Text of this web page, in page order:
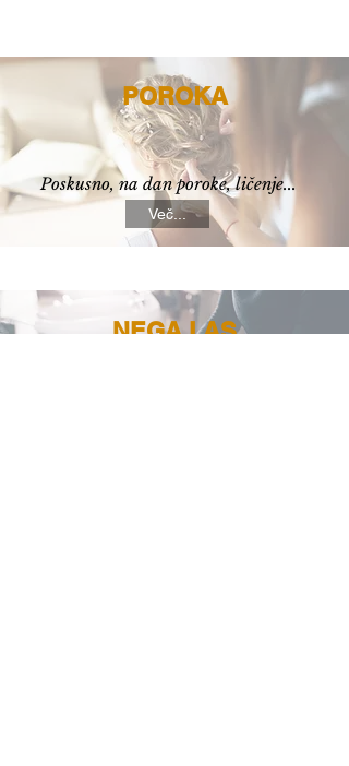
POROKA
Poskusno, na dan poroke, ličenje...
Več...
NEGA LAS